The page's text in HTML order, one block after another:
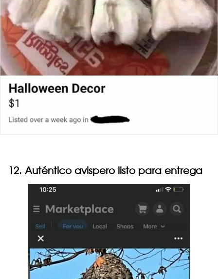
12. Auténtico avispero listo para entrega